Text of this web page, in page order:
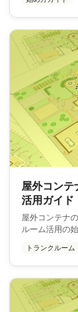
屋外コン
活用ガイド
屋外コンテナ
ルーム活用の
トランクルーム